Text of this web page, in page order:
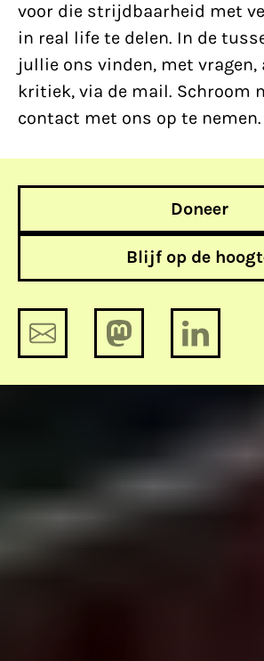
voor die strijdbaarheid met
in real life te delen. In de
jullie ons vinden, met vragen,
kritiek, via de mail. Schroom
contact met ons op te nemen.
Doneer
Blijf op de
met censuur,